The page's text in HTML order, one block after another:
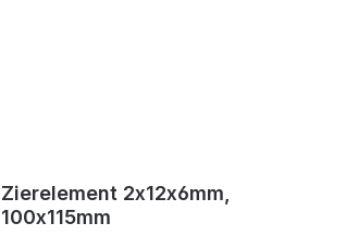
Zierelement 2x12x6mm,
100x115mm